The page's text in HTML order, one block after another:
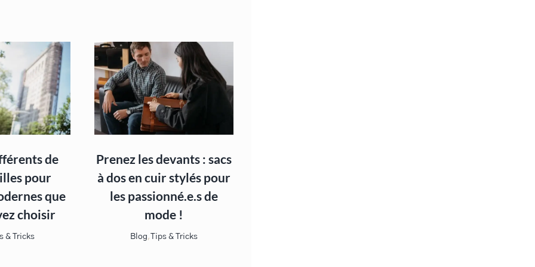
de
pour
que
choisir
& Tricks
Prenez les devants : sacs
à dos en cuir stylés pour
les passionné.e.s de
mode !
Blog,Tips & Tricks